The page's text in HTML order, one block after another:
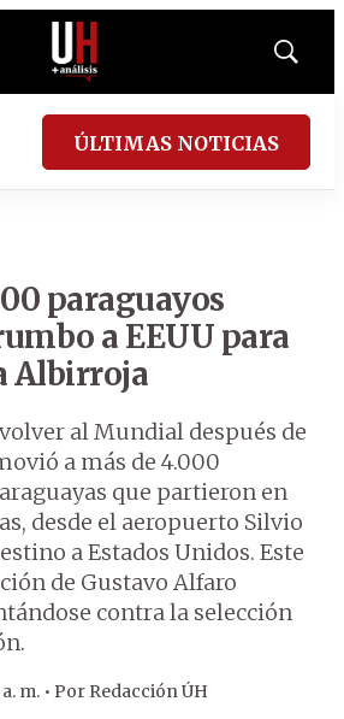
Mostrar
ÚLTIMAS NOTICIAS
paraguayos
a EEUU para
Albirroja
al Mundial después de
a más de 4.000
que partieron en
desde el aeropuerto Silvio
a Estados Unidos. Este
de Gustavo Alfaro
contra la selección
m. • Por Redacción ÚH